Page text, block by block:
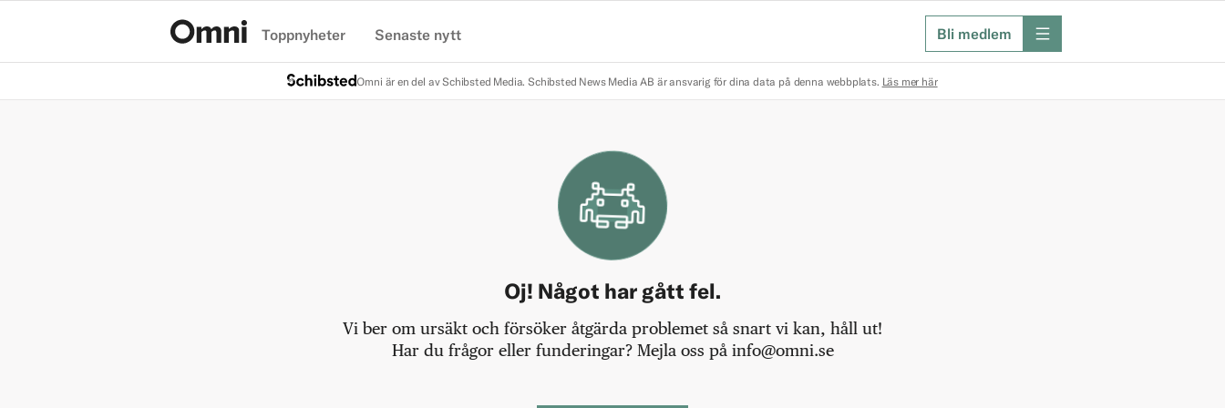
Toppnyheter Senaste nytt Bli medlem meny
Omni är en del av Schibsted Media. Schibsted News Media AB är ansvarig för dina data på denna webbplats. Läs mer här
Oj! Något har gått fel.
Vi ber om ursäkt och försöker åtgärda problemet så snart vi kan, håll ut!
Har du frågor eller funderingar? Mejla oss på info@omni.se